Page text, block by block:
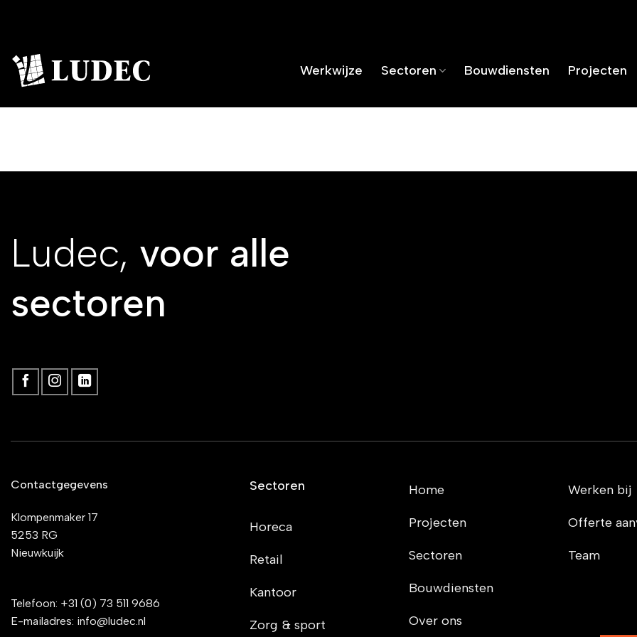
inhoud
Werkwijze Sectoren Bouwdiensten Projecten
Ludec, voor alle
sectoren
Contactgegevens
Klompenmaker 17
5253 RG
Nieuwkuijk
Telefoon: +31 (0) 73 511 9686
E-mailadres: info@ludec.nl
Sectoren
Horeca
Retail
Kantoor
Zorg & sport
Home
Projecten
Sectoren
Bouwdiensten
Over ons
Werken bij
Offerte
Team